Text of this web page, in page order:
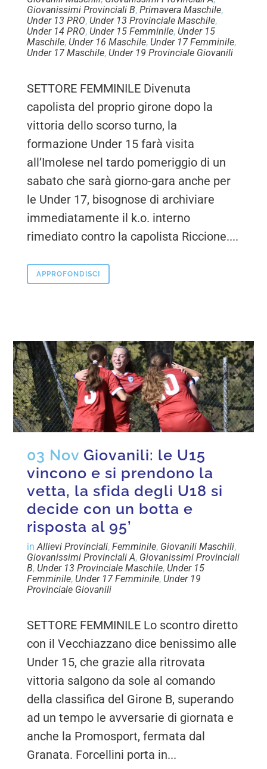
Giovanissimi Provinciali B,Primavera Maschile,
Under 13 PRO, Under 13 Provinciale Maschile,
Under 14 PRO, Under 15 Femminile, Under 15
Maschile, Under 16 Maschile, Under 17 Femminile,
Under 17 Maschile, Under 19 Provinciale Giovanili
SETTORE FEMMINILE Divenuta
capolista del proprio girone dopo la
vittoria dello scorso turno, la
formazione Under 15 farà visita
all’Imolese nel tardo pomeriggio di un
sabato che sarà giorno-gara anche per
le Under 17, bisognose di archiviare
immediatamente il k.o. interno
rimediato contro la capolista Riccione....
APPROFONDISCI
03 Nov Giovanili: le U15
vincono e si prendono la
vetta, la sfida degli U18 si
decide con un botta e
risposta al 95’
inAllievi Provinciali,Femminile, Giovanili Maschili,
Giovanissimi Provinciali A, Giovanissimi Provinciali
B, Under 13 Provinciale Maschile, Under 15
Femminile, Under 17 Femminile, Under 19
Provinciale Giovanili
SETTORE FEMMINILE Lo scontro diretto
con il Vecchiazzano dice benissimo alle
Under 15, che grazie alla ritrovata
vittoria salgono da sole al comando
della classifica del Girone B, superando
ad un tempo le avversarie di giornata e
anche la Promosport, fermata dal
Granata. Forcellini porta in...